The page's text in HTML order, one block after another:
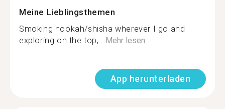
Meine Lieblingsthemen
Smoking hookah/shisha wherever I go and
exploring on the top,...Mehr lesen
App herunterladen